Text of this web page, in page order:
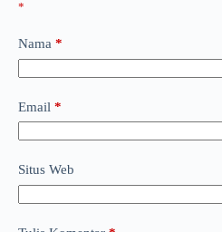
*
Nama *
Email *
Situs Web